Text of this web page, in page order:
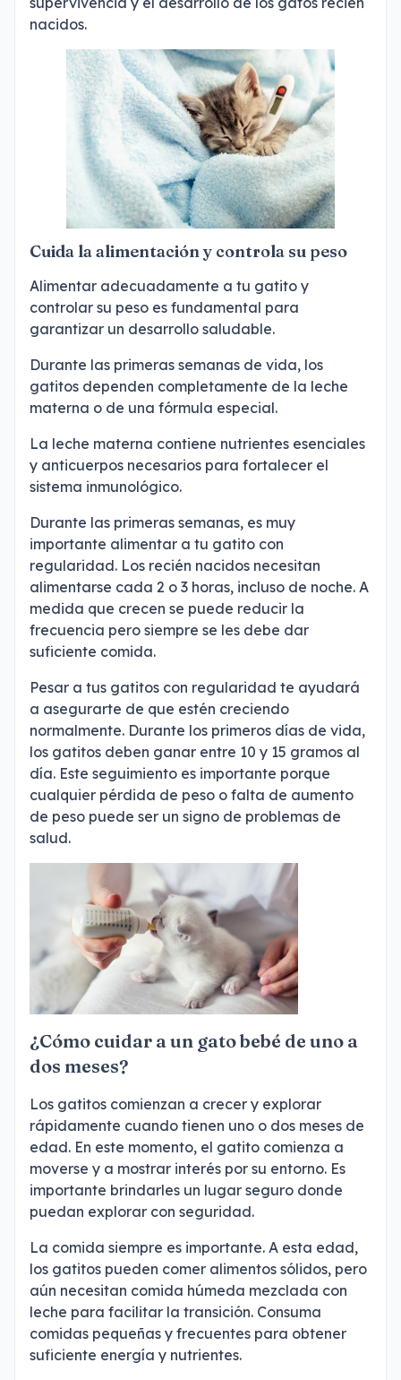
nacidos.
Cuida la alimentación y controla su peso
Alimentar adecuadamente a tu gatito y
controlar su peso es fundamental para
garantizar un desarrollo saludable.
Durante las primeras semanas de vida, los
gatitos dependen completamente de la leche
materna o de una fórmula especial.
La leche materna contiene nutrientes esenciales
y anticuerpos necesarios para fortalecer el
sistema inmunológico.
Durante las primeras semanas, es muy
importante alimentar a tu gatito con
regularidad. Los recién nacidos necesitan
alimentarse cada 2 o 3 horas, incluso de noche. A
medida que crecen se puede reducir la
frecuencia pero siempre se les debe dar
suficiente comida.
Pesar a tus gatitos con regularidad te ayudará
a asegurarte de que estén creciendo
normalmente. Durante los primeros días de vida,
los gatitos deben ganar entre 10 y 15 gramos al
día. Este seguimiento es importante porque
cualquier pérdida de peso o falta de aumento
de peso puede ser un signo de problemas de
salud.
¿Cómo cuidar a un gato bebé de uno a
dos meses?
Los gatitos comienzan a crecer y explorar
rápidamente cuando tienen uno o dos meses de
edad. En este momento, el gatito comienza a
moverse y a mostrar interés por su entorno. Es
importante brindarles un lugar seguro donde
puedan explorar con seguridad.
La comida siempre es importante. A esta edad,
los gatitos pueden comer alimentos sólidos, pero
aún necesitan comida húmeda mezclada con
leche para facilitar la transición. Consuma
comidas pequeñas y frecuentes para obtener
suficiente energía y nutrientes.